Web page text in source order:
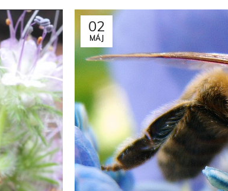
02
MÁJ